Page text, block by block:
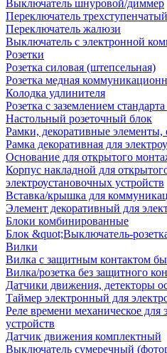
Выключатель шнуровой/диммер
Переключатель трехступенчатый
Переключатель жалюзи
Выключатель с электронной
Розетки
Розетка силовая (штепсельная)
Розетка медная
Колодка удлинителя
Розетка с заземлением
Настольный розеточный блок
Рамки, декоративные
Рамка декоративная для
Основание для открытого
Корпус накладной для
электроустановочных устройств
Вставка/крышка для
Элемент декоративный для
Блоки комбинированные
Блок &quot;Выключатель-
Вилки
Вилка с защитным контактом
Вилка/розетка без защитного
Датчики движения, детекторы
Таймер электронный для
Реле времени механическое для
устройств
Датчик движения комплектный
Выключатель сумеречный